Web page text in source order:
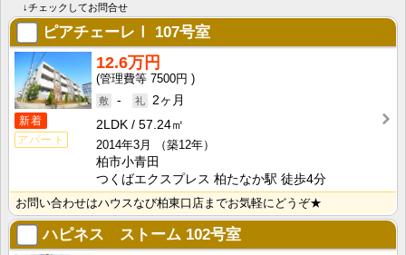
↓チェックしてお問合せ
ピアチェーレⅠ 107号室
新着
アパート
12.6万円
7500円
-
2ヶ月
2LDK
57.24㎡
2014年3月
（築12年）
柏市小青田
つくばエクスプレス 柏たなか駅 徒歩4分
お問い合わせはハウスなび柏東口店までお気軽にどうぞ★
ハピネス ストーム 102号室